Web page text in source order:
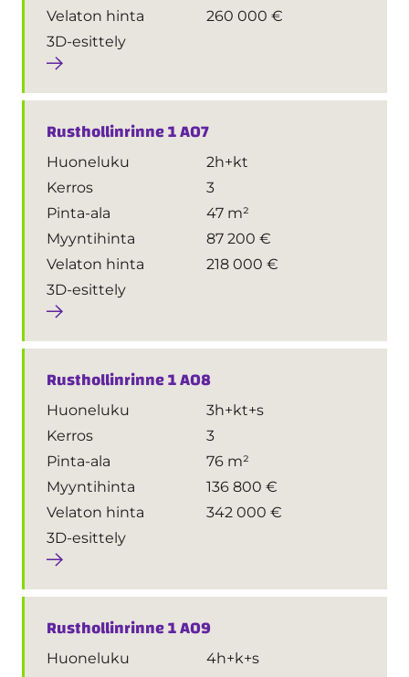
Velaton hinta
260 000 €
3D-esittely
Rusthollinrinne 1 A07
Huoneluku
2h+kt
Kerros
3
Pinta-ala
47 m²
Myyntihinta
87 200 €
Velaton hinta
218 000 €
3D-esittely
Rusthollinrinne 1 A08
Huoneluku
3h+kt+s
Kerros
3
Pinta-ala
76 m²
Myyntihinta
136 800 €
Velaton hinta
342 000 €
3D-esittely
Rusthollinrinne 1 A09
Huoneluku
4h+k+s